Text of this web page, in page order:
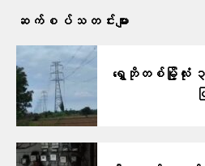
ဆက်စပ်သတင်းများ
ရွှေဘိုတစ်မြို့လုံး